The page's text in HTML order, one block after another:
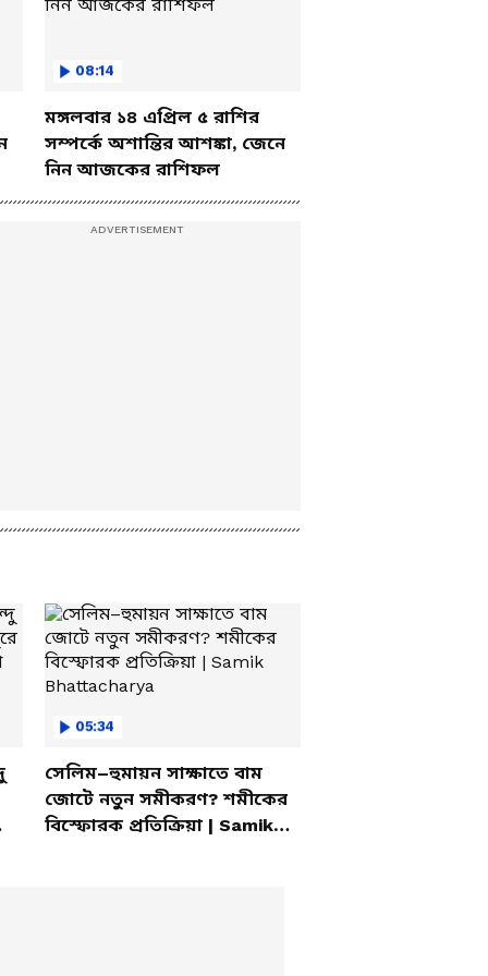
08:14
মঙ্গলবার ১৪ এপ্রিল ৫ রাশির
সম্পর্কে অশান্তির আশঙ্কা, জেনে
নিন আজকের রাশিফল
05:34
সেলিম–হুমায়ন সাক্ষাতে বাম
জোটে নতুন সমীকরণ? শমীকের
বিস্ফোরক প্রতিক্রিয়া | Samik